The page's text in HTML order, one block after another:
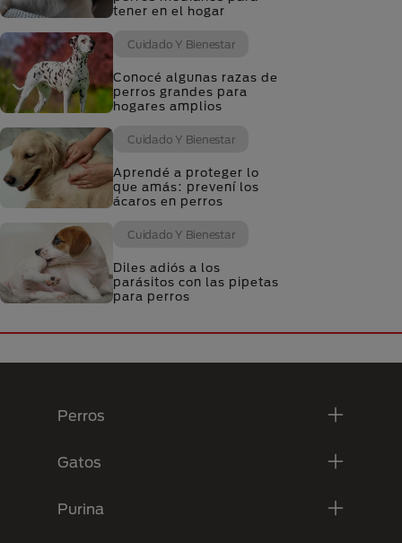
tener en el hogar
Cuidado Y Bienestar
Conocé algunas razas de
perros grandes para
hogares amplios
Cuidado Y Bienestar
Aprendé a proteger lo
que amás: prevení los
ácaros en perros
Cuidado Y Bienestar
Diles adiós a los
parásitos con las pipetas
para perros
Perros
Gatos
Purina